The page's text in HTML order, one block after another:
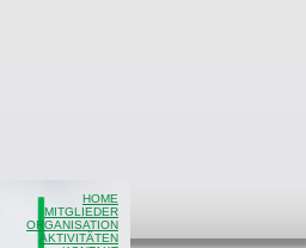
HOME
MITGLIEDER
ORGANISATION
AKTIVITÄTEN